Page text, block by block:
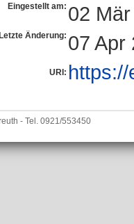
Eingestellt am: 02
Letzte Änderung: 07 Apr
URI:
- Tel. 0921/553450